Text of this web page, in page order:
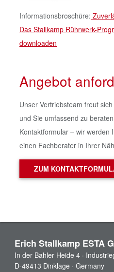
Informationsbroschüre:
Das Stallkamp Rührwerk-
downloaden
Angebot
Unser Vertriebsteam freut
und Sie umfassend zu
Kontaktformular – wir werden
einen Fachberater in Ihrer
ZUM
Erich Stallkamp ESTA
In der Bahler Heide 4 ·
D-49413 Dinklage · Germany